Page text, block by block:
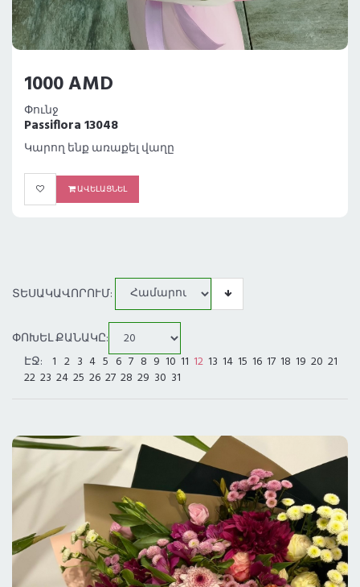
1000 AMD
Փունջ
Passiflora 13048
Կարող ենք առաքել վաղը
ԱՎԵԼԱՑՆԵԼ
ՏԵՍԱԿԱՎՈՐՈՒՄ:
ՓՈԽԵԼ ՔԱՆԱԿԸ:
ԷՋ:
1 2 3 4 5 6 7 8 9 10 11 12 13 14 15 16 17 18 19 20 21
22 23 24 25 26 27 28 29 30 31